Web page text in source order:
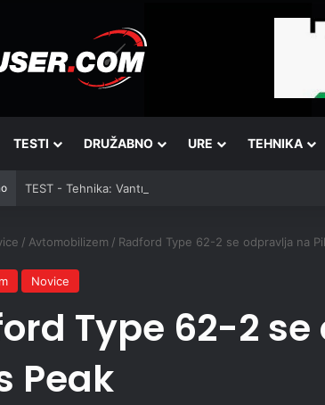
TESTI DRUŽABNO URE TEHNIKA
TEST - Tehnika: Vantrue JS3
/ Avtomobilizem / Radford Type 62-2 se odpravlja na
Novice
Type 62-2
Peak